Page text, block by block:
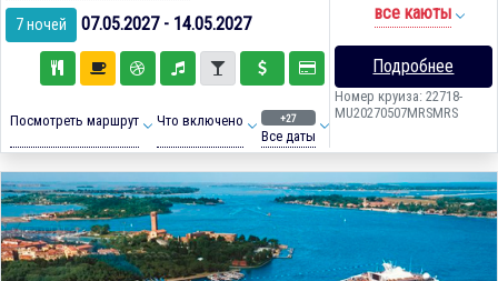
7 ночей 07.05.2027 - 14.05.2027
Посмотреть маршрут Что включено +27
Все даты
все каюты
Подробнее
Номер круиза: 22718-
MU20270507MRSMRS